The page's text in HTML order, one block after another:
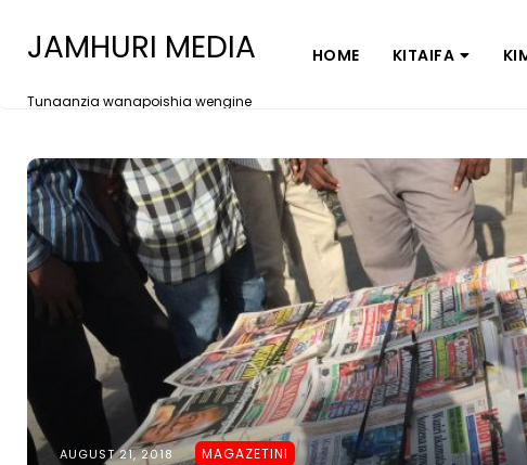
JAMHURI MEDIA
Tunaanzia wanapoishia wengine
HOME KITAIFA
AUGUST 21, 2018 MAGAZETINI